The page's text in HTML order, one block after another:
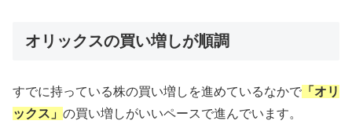
オリックスの買い増しが順調
すでに持っている株の買い増しを進めているなかで 「オリ
ックス」 の買い増しがいいペースで進んでいます。